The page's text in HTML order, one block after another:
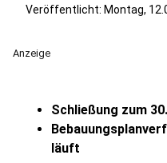
Veröffentlicht: Montag,
Anzeige
Schließung zum
läuft